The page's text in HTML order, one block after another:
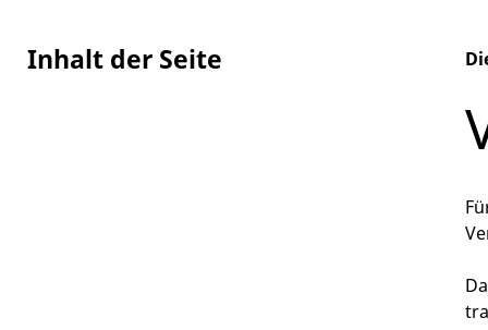
Inhalt der Seite